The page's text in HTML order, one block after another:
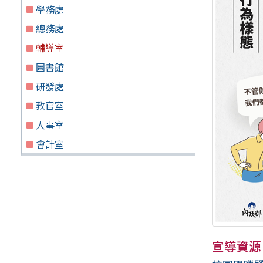
學務處
總務處
輔導室
圖書館
研發處
教官室
人事室
會計室
宣導資